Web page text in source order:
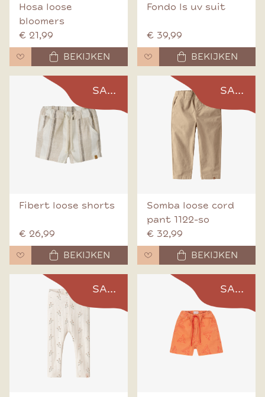
Hosa loose
bloomers
€ 21,99
BEKIJKEN
Fondo ls uv suit
€ 39,99
BEKIJKEN
SALE
Fibert loose shorts
€ 26,99
BEKIJKEN
SALE
Somba loose cord
pant 1122-so
€ 32,99
BEKIJKEN
SALE SALE